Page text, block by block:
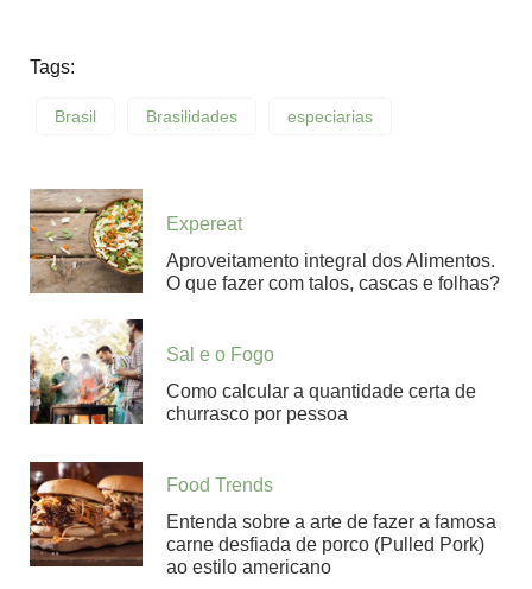
Tags:
Brasil Brasilidades especiarias
Expereat
Aproveitamento integral dos Alimentos.
O que fazer com talos, cascas e folhas?
Sal e o Fogo
Como calcular a quantidade certa de
churrasco por pessoa
Food Trends
Entenda sobre a arte de fazer a famosa
carne desfiada de porco (Pulled Pork)
ao estilo americano